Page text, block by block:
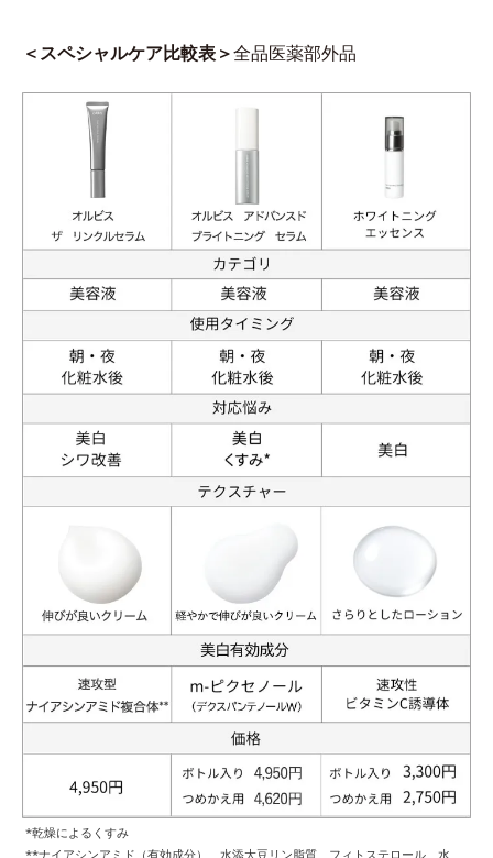
＜スペシャルケア比較表＞全品医薬部外品
*乾燥によるくすみ
**ナイアシンアミド（有効成分）、水添大豆リン脂質、フィトステロール、水